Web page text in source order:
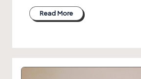
Read More